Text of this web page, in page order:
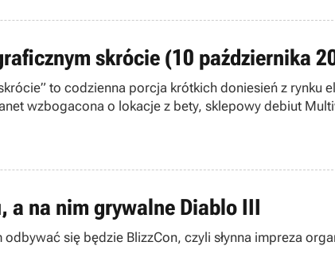
skrócie (10 października
to codzienna porcja krótkich doniesień z
wzbogacona o lokacje z bety, sklepowy debiut
of Persia: Classic także na PS3. Zapraszamy do
a na nim grywalne Diablo III
się będzie BlizzCon, czyli słynna impreza